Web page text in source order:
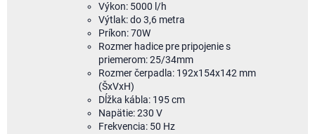
Výkon: 5000 l/h
Výtlak: do 3,6 metra
Príkon: 70W
Rozmer hadice pre pripojenie s
priemerom: 25/34mm
Rozmer čerpadla: 192x154x142 mm
(ŠxVxH)
Dĺžka kábla: 195 cm
Napätie: 230 V
Frekvencia: 50 Hz